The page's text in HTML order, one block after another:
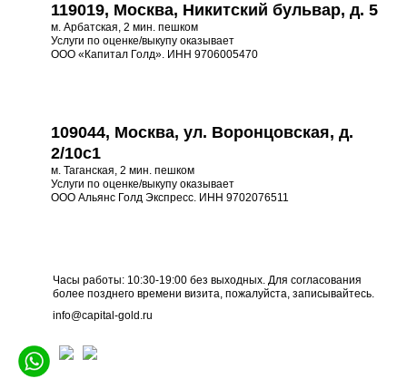
119019, Москва, Никитский бульвар, д. 5
м. Арбатская, 2 мин. пешком
Услуги по оценке/выкупу оказывает
ООО «Капитал Голд». ИНН 9706005470
109044, Москва, ул. Воронцовская, д.
2/10с1
м. Таганская, 2 мин. пешком
Услуги по оценке/выкупу оказывает
ООО Альянс Голд Экспресс. ИНН 9702076511
Часы работы: 10:30-19:00 без выходных. Для согласования
более позднего времени визита, пожалуйста, записывайтесь.
info@capital-gold.ru